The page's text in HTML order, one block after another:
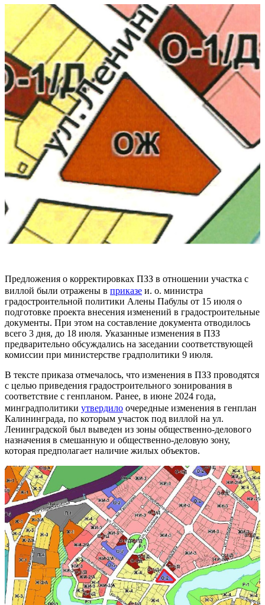
Предложения о корректировках ПЗЗ в отношении участка с
виллой были отражены в приказе и. о. министра
градостроительной политики Алены Пабулы от 15 июля о
подготовке проекта внесения изменений в градостроительные
документы. При этом на составление документа отводилось
всего 3 дня, до 18 июля. Указанные изменения в ПЗЗ
предварительно обсуждались на заседании соответствующей
комиссии при министерстве градполитики 9 июля.
В тексте приказа отмечалось, что изменения в ПЗЗ проводятся
с целью приведения градостроительного зонирования в
соответствие с генпланом. Ранее, в июне 2024 года,
минградполитики утвердило очередные изменения в генплан
Калининграда, по которым участок под виллой на ул.
Ленинградской был выведен из зоны общественно-делового
назначения в смешанную и общественно-деловую зону,
которая предполагает наличие жилых объектов.